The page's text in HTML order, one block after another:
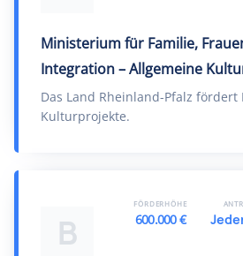
Ministerium für Familie,
Integration – Allgemeine
Das Land Rheinland-Pfalz fördert
Kulturprojekte.
B
FÖRDERHÖHE
600.000 €